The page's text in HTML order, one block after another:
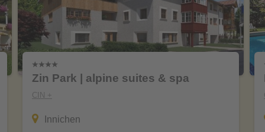
Zin Park | alpine suites & spa
CIN +
Innichen